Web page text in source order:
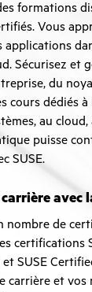
formations
Vous
applications
Sécurisez et
du
cours dédiés
au
puisse
SUSE.
avec
nombre de
certifications
SUSE
carrière et vos